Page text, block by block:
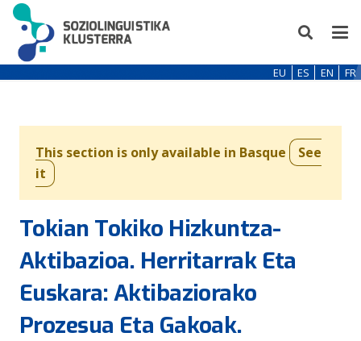
EU ES EN FR
This section is only available in Basque
See
it
Tokian Tokiko Hizkuntza-
Aktibazioa. Herritarrak Eta
Euskara: Aktibaziorako
Prozesua Eta Gakoak.